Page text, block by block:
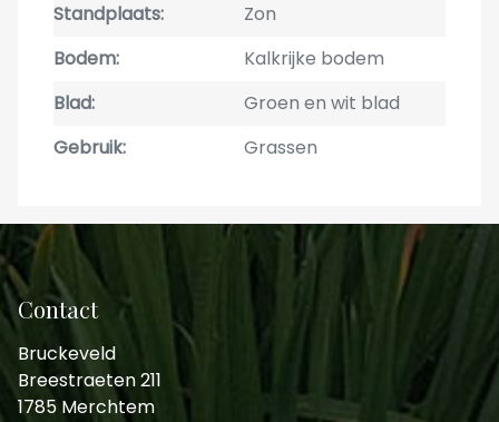
Standplaats
Zon
Bodem
Kalkrijke bodem
Blad
Groen en wit blad
Gebruik
Grassen
Contact
Bruckeveld
Breestraeten 211
1785 Merchtem